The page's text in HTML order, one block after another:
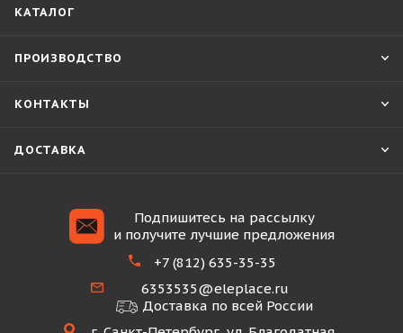
КАТАЛОГ
ПРОИЗВОДСТВО
КОНТАКТЫ
ДОСТАВКА
Подпишитесь на рассылку
и получите лучшие предложения
+7 (812) 635-35-35
6353535@eleplace.ru
Доставка по всей России